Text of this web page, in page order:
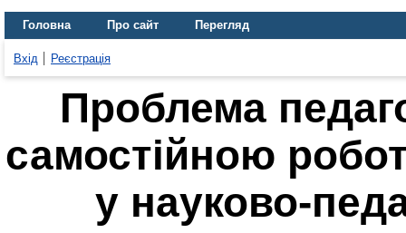
Головна Про сайт Перегляд
Вхід Реєстрація
Проблема
самостійною
у науково-